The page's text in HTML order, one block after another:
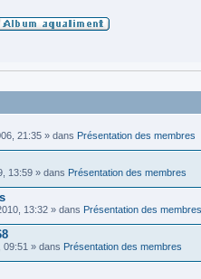
21:35 » dans Présentation des membres
13:59 » dans Présentation des membres
13:32 » dans Présentation des membres
09:51 » dans Présentation des membres